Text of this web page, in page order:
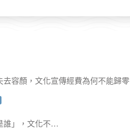
容顏，文化宣傳經費為何不能歸零
誰」，文化不…